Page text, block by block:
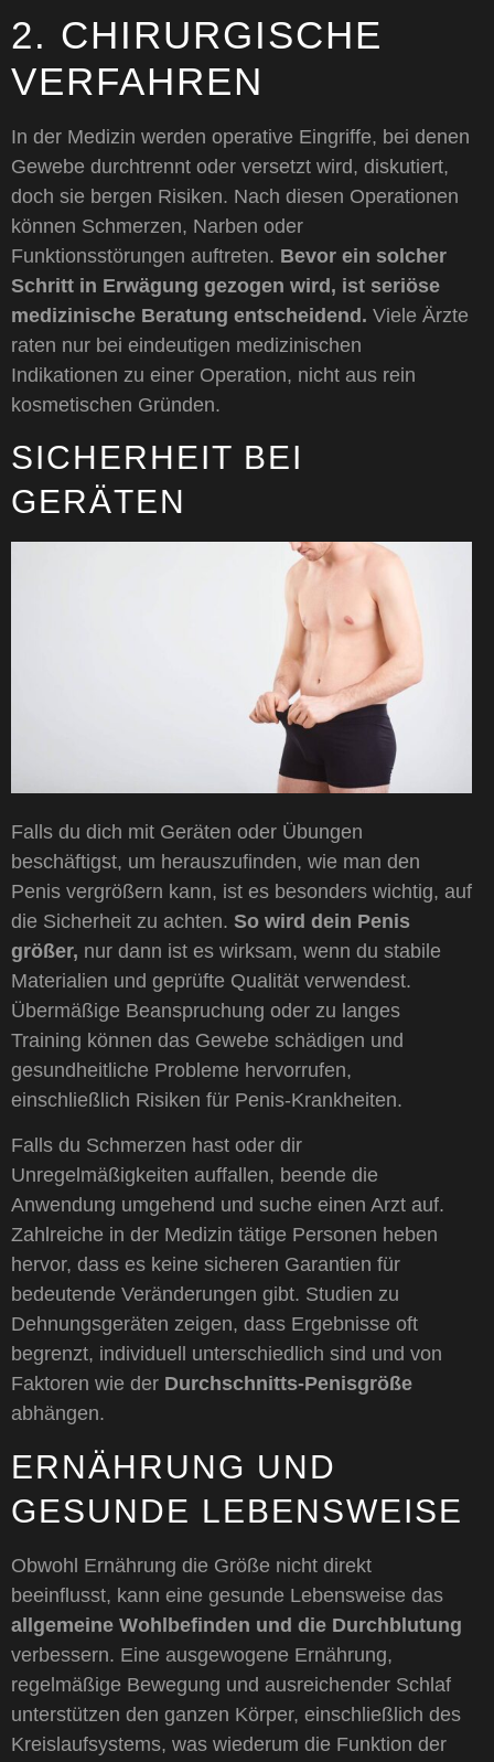
2. CHIRURGISCHE
VERFAHREN
In der Medizin werden operative Eingriffe, bei denen
Gewebe durchtrennt oder versetzt wird, diskutiert,
doch sie bergen Risiken. Nach diesen Operationen
können Schmerzen, Narben oder
Funktionsstörungen auftreten. Bevor ein solcher
Schritt in Erwägung gezogen wird, ist seriöse
medizinische Beratung entscheidend. Viele Ärzte
raten nur bei eindeutigen medizinischen
Indikationen zu einer Operation, nicht aus rein
kosmetischen Gründen.
SICHERHEIT BEI
GERÄTEN
Falls du dich mit Geräten oder Übungen
beschäftigst, um herauszufinden, wie man den
Penis vergrößern kann, ist es besonders wichtig, auf
die Sicherheit zu achten. So wird dein Penis
größer, nur dann ist es wirksam, wenn du stabile
Materialien und geprüfte Qualität verwendest.
Übermäßige Beanspruchung oder zu langes
Training können das Gewebe schädigen und
gesundheitliche Probleme hervorrufen,
einschließlich Risiken für Penis-Krankheiten.
Falls du Schmerzen hast oder dir
Unregelmäßigkeiten auffallen, beende die
Anwendung umgehend und suche einen Arzt auf.
Zahlreiche in der Medizin tätige Personen heben
hervor, dass es keine sicheren Garantien für
bedeutende Veränderungen gibt. Studien zu
Dehnungsgeräten zeigen, dass Ergebnisse oft
begrenzt, individuell unterschiedlich sind und von
Faktoren wie der Durchschnitts-Penisgröße
abhängen.
ERNÄHRUNG UND
GESUNDE LEBENSWEISE
Obwohl Ernährung die Größe nicht direkt
beeinflusst, kann eine gesunde Lebensweise das
allgemeine Wohlbefinden und die Durchblutung
verbessern. Eine ausgewogene Ernährung,
regelmäßige Bewegung und ausreichender Schlaf
unterstützen den ganzen Körper, einschließlich des
Kreislaufsystems, was wiederum die Funktion der